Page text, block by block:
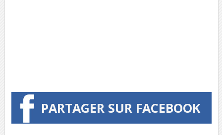
PARTAGER SUR FACEBOOK